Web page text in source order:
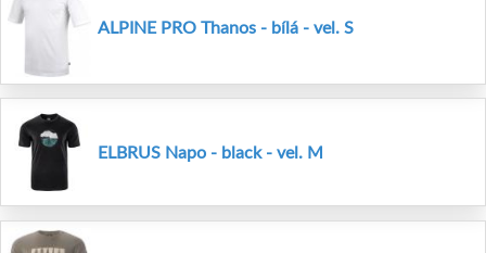
ALPINE PRO Thanos - bílá - vel. S
ELBRUS Napo - black - vel. M